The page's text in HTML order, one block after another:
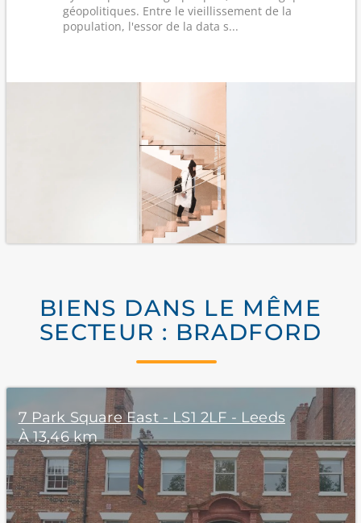
géopolitiques. Entre le vieillissement de la
population, l'essor de la data s...
BIENS DANS LE MÊME
SECTEUR : BRADFORD
7 Park Square East - LS1 2LF - Leeds
À 13,46 km